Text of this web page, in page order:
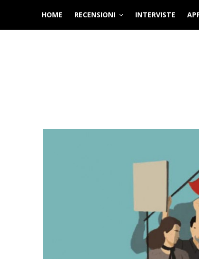
content
HOME RECENSIONI INTERVISTE